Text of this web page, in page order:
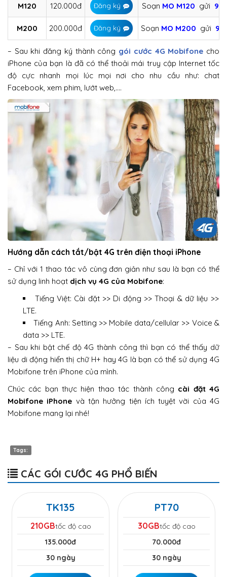
M120 120.000đ Đăng ký Soạn MO M120 gửi
M200 200.000đ Đăng ký Soạn MO M200 gửi
– Sau khi đăng ký thành công gói cước 4G Mobifone cho
iPhone của bạn là đã có thể thoải mái truy cập Internet tốc
độ cực nhanh mọi lúc mọi nơi cho nhu cầu như: chat
Facebook, xem phim, lướt web,….
Hướng dẫn cách tắt/bật 4G trên điện thoại iPhone
– Chỉ với 1 thao tác vô cùng đơn giản như sau là bạn có thể
sử dụng linh hoạt dịch vụ 4G của Mobifone:
Tiếng Việt: Cài đặt >> Di động >> Thoại & dữ liệu >>
LTE.
Tiếng Anh: Setting >> Mobile data/cellular >> Voice &
data >> LTE.
– Sau khi bật chế độ 4G thành công thì bạn có thể thấy dữ
liệu di động hiển thị chữ H+ hay 4G là bạn có thể sử dụng 4G
Mobifone trên iPhone của mình.
Chúc các bạn thực hiện thao tác thành công cài đặt 4G
Mobifone iPhone và tận hưởng tiện ích tuyệt vời của 4G
Mobifone mang lại nhé!
Tags:
CÁC GÓI CƯỚC 4G PHỔ BIẾN
TK135
210GBtốc độ cao
135.000đ
30 ngày
PT70
30GBtốc độ cao
70.000đ
30 ngày